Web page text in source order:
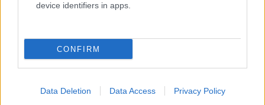
device identifiers in apps.
CONFIRM
Data Deletion Data Access Privacy Policy